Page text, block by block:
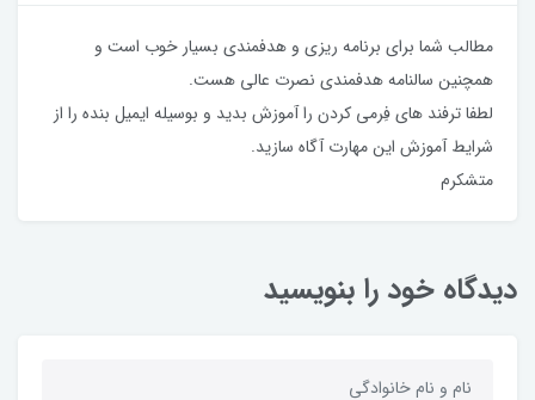
مطالب شما برای برنامه ریزی و هدفمندی بسیار خوب است و
همچنین سالنامه هدفمندی نصرت عالی هست.
لطفا ترفند های فِرمی کردن را آموزش بدید و بوسیله ایمیل بنده را از
شرایط آموزش این مهارت آگاه سازید.
متشکرم
دیدگاه خود را بنویسید